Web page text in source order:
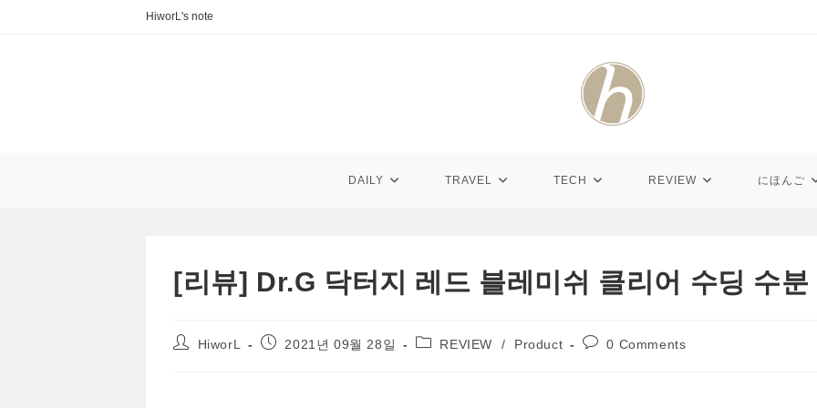
HiworL's note
DAILY TRAVEL TECH REVIEW にほんご
[리뷰] Dr.G 닥터지 레드 블레미쉬 클리어 수딩 수분
PostHiworL
Post2021년 09월 28일
PostREVIEW / Product
Post0 Comments